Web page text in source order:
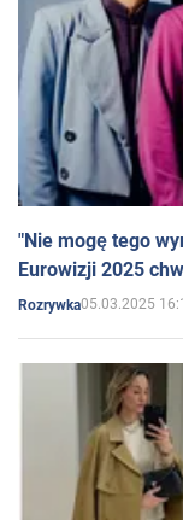
"Nie mogę tego
Eurowizji 2025
Rozrywka05.03.2025